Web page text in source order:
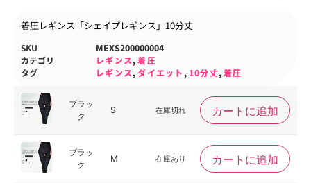
着圧レギンス「シェイプレギンス」10分丈
SKU
MEXS200000004
カテゴリ
レギンス,着圧
タグ
レギンス,ダイエット , 10分丈,着圧
ブラッ
ク
S 在庫切れ カートに追加
ブラッ
ク
M 在庫あり カートに追加